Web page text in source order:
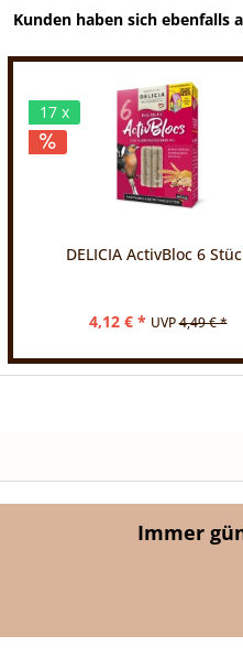
Kunden haben sich ebenfalls
17 x
DELICIA ActivBloc 6
4,12 € * UVP4,49 € *
Immer